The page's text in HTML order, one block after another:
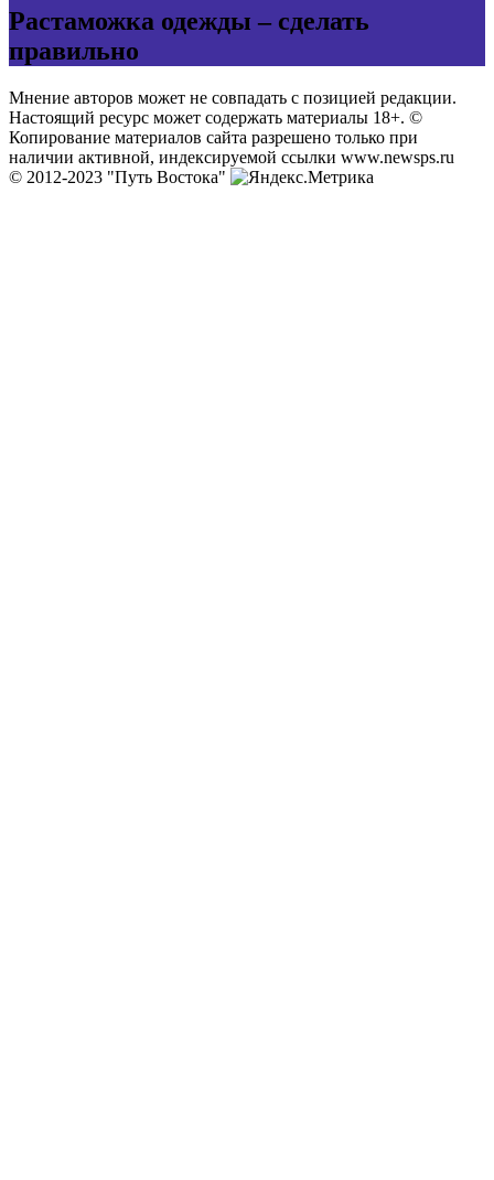
Растаможка одежды – сделать
правильно
Мнение авторов может не совпадать с позицией редакции.
Настоящий ресурс может содержать материалы 18+. ©
Копирование материалов сайта разрешено только при
наличии активной, индексируемой ссылки www.newsps.ru
© 2012-2023 "Путь Востока"